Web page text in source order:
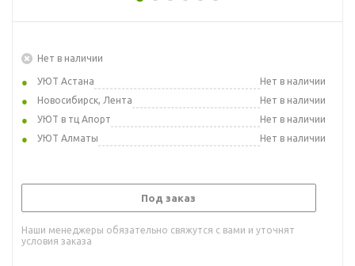
Нет в наличии
УЮТ Астана
Нет в наличии
Новосибирск, Лента
Нет в наличии
УЮТ в тц Апорт
Нет в наличии
УЮТ Алматы
Нет в наличии
Под заказ
Наши менеджеры обязательно свяжутся с вами и уточнят
условия заказа